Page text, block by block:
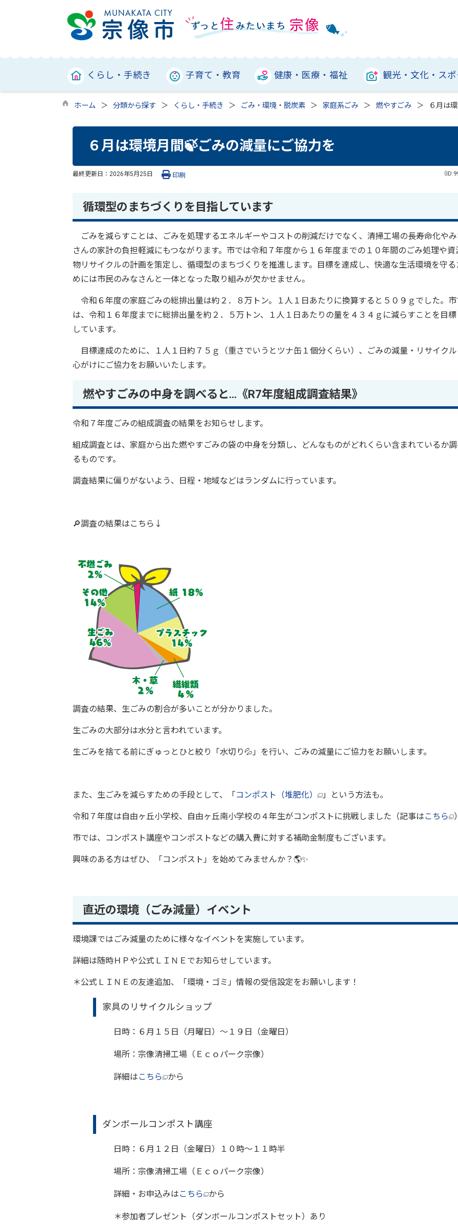
くらし・手続き 子育て・教育 健康・医療・福祉 観光・文化・ス
ホーム 分類から探す くらし・手続き ごみ・環境・脱炭素 家庭系ごみ 燃やすごみ ６月は
６月は環境月間🍃ごみの減量にご協力を
最終更新日： 2026年5月25日 （
印刷
循環型のまちづくりを目指しています
ごみを減らすことは、ごみを処理するエネルギーやコストの削減だけでなく、清掃工場の長寿命化や
さんの家計の負担軽減にもつながります。市では令和７年度から１６年度までの１０年間のごみ処理や資
物リサイクルの計画を策定し、循環型のまちづくりを推進します。目標を達成し、快適な生活環境を守る
めには市民のみなさんと一体となった取り組みが欠かせません。
令和６年度の家庭ごみの総排出量は約２．８万トン。１人１日あたりに換算すると５０９ｇでした。
は、令和１６年度までに総排出量を約２．５万トン、１人１日あたりの量を４３４ｇに減らすことを目
しています。
目標達成のために、１人１日約７５ｇ（重さでいうとツナ缶１個分くらい）、ごみの減量・リサイク
心がけにご協力をお願いいたします。
燃やすごみの中身を調べると…《R7年度組成調査結果》
令和７年度ごみの組成調査の結果をお知らせします。
組成調査とは、家庭から出た燃やすごみの袋の中身を分類し、どんなものがどれくらい含まれているか
るものです。
調査結果に偏りがないよう、日程・地域などはランダムに行っています。
🔎調査の結果はこちら↓
調査の結果、生ごみの割合が多いことが分かりました。
生ごみの大部分は水分と言われています。
生ごみを捨てる前にぎゅっとひと絞り「水切り💦」を行い、ごみの減量にご協力をお願いします。
また、生ごみを減らすための手段として、「コンポスト（堆肥化） 」という方法も。
令和７年度は自由ヶ丘小学校、自由ヶ丘南小学校の４年生がコンポストに挑戦しました（記事はこちら
市では、コンポスト講座やコンポストなどの購入費に対する補助金制度もございます。
興味のある方はぜひ、「コンポスト」を始めてみませんか？🌎✨
直近の環境（ごみ減量）イベント
環境課ではごみ減量のために様々なイベントを実施しています。
詳細は随時ＨＰや公式ＬＩＮＥでお知らせしています。
＊公式ＬＩＮＥの友達追加、「環境・ゴミ」情報の受信設定をお願いします！
家具のリサイクルショップ
日時：６月１５日（月曜日）～１９日（金曜日）
場所：宗像清掃工場（Ｅｃｏパーク宗像）
詳細はこちら から
ダンボールコンポスト講座
日時：６月１２日（金曜日）１０時～１１時半
場所：宗像清掃工場（Ｅｃｏパーク宗像）
詳細・お申込みはこちら から
＊参加者プレゼント（ダンボールコンポストセット）あり